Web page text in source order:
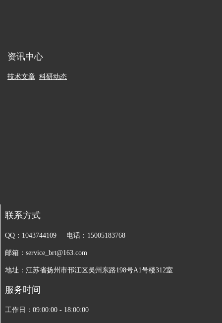
资讯中心
技术文章 科研动态
联系方式
QQ：1043744109 电话：15005183768
邮箱：service_brt@163.com
地址：江苏省扬州市邗江区吴州东路198号A1号楼312室
服务时间
工作日：09:00:00 - 18:00:00